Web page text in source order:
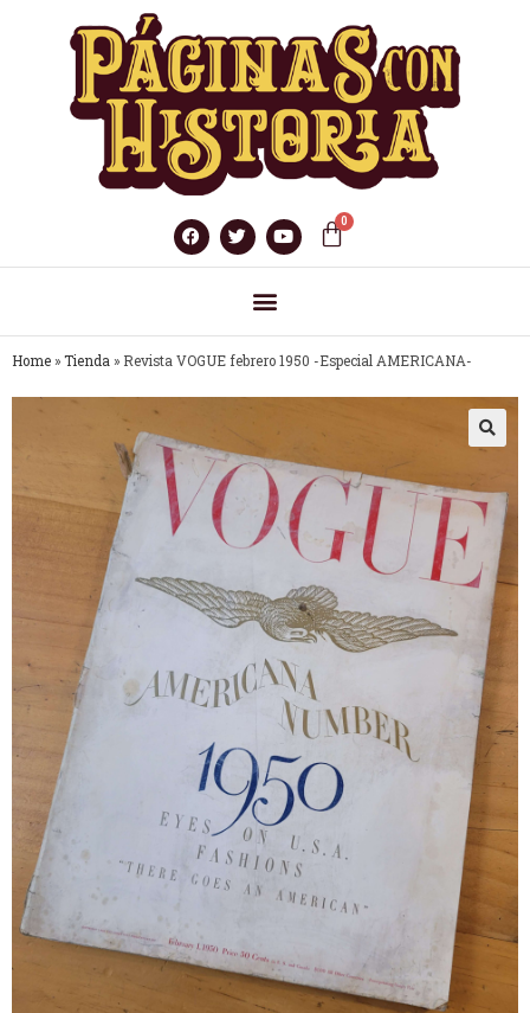
Home » Tienda » Revista VOGUE febrero 1950 -Especial AMERICANA-